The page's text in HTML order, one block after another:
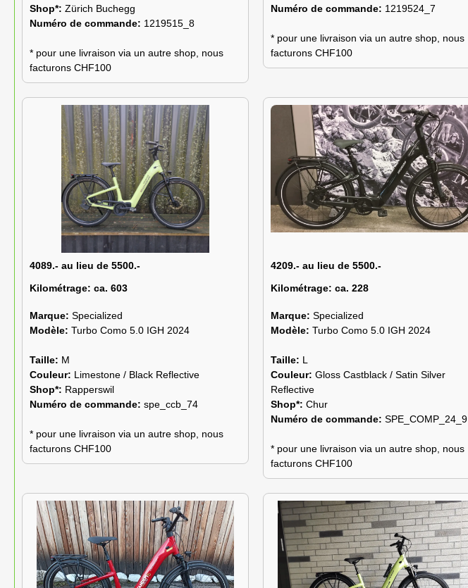
Shop*: Zürich Buchegg
Numéro de commande: 1219515_8
* pour une livraison via un autre shop, nous
facturons CHF100
Numéro de commande: 1219524_7
* pour une livraison via un autre shop, nous
facturons CHF100
4089.- au lieu de 5500.-
Kilométrage: ca. 603
Marque: Specialized
Modèle: Turbo Como 5.0 IGH 2024
Taille: M
Couleur: Limestone / Black Reflective
Shop*: Rapperswil
Numéro de commande: spe_ccb_74
* pour une livraison via un autre shop, nous
facturons CHF100
4209.- au lieu de 5500.-
Kilométrage: ca. 228
Marque: Specialized
Modèle: Turbo Como 5.0 IGH 2024
Taille: L
Couleur: Gloss Castblack / Satin Silver
Reflective
Shop*: Chur
Numéro de commande: SPE_COMP_24_9
* pour une livraison via un autre shop, nous
facturons CHF100